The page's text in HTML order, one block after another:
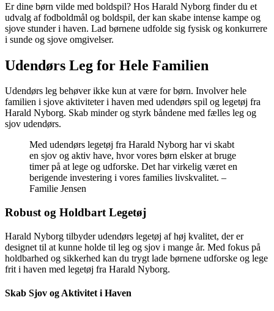
Er dine børn vilde med boldspil? Hos Harald Nyborg finder du et
udvalg af fodboldmål og boldspil, der kan skabe intense kampe og
sjove stunder i haven. Lad børnene udfolde sig fysisk og konkurrere
i sunde og sjove omgivelser.
Udendørs Leg for Hele Familien
Udendørs leg behøver ikke kun at være for børn. Involver hele
familien i sjove aktiviteter i haven med udendørs spil og legetøj fra
Harald Nyborg. Skab minder og styrk båndene med fælles leg og
sjov udendørs.
Med udendørs legetøj fra Harald Nyborg har vi skabt
en sjov og aktiv have, hvor vores børn elsker at bruge
timer på at lege og udforske. Det har virkelig været en
berigende investering i vores families livskvalitet. –
Familie Jensen
Robust og Holdbart Legetøj
Harald Nyborg tilbyder udendørs legetøj af høj kvalitet, der er
designet til at kunne holde til leg og sjov i mange år. Med fokus på
holdbarhed og sikkerhed kan du trygt lade børnene udforske og lege
frit i haven med legetøj fra Harald Nyborg.
Skab Sjov og Aktivitet i Haven